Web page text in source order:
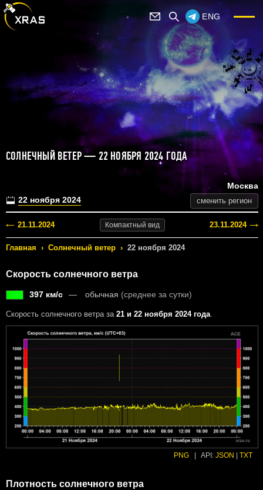
ENG
СОЛНЕЧНЫЙ ВЕТЕР — 22 НОЯБРЯ 2024 ГОДА
22 ноября 2024
Москва
сменить регион
21.11.2024 Компактный вид 23.11.2024
Главная › Солнечный ветер › 22 ноября 2024
Скорость солнечного ветра
397 км/с обычная (среднее за сутки)
Скорость солнечного ветра за 21 и 22 ноября 2024 года
PNG API: JSON TXT
Плотность солнечного ветра